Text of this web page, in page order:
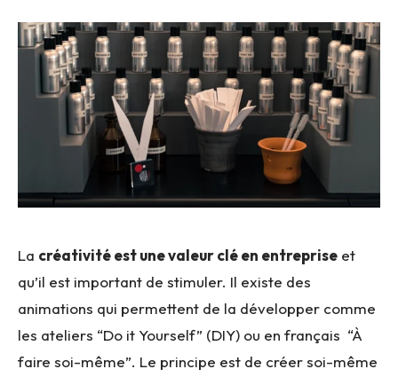
La créativité est une valeur clé en entreprise et
qu’il est important de stimuler. Il existe des
animations qui permettent de la développer comme
les ateliers “Do it Yourself” (DIY) ou en français “À
faire soi-même”. Le principe est de créer soi-même